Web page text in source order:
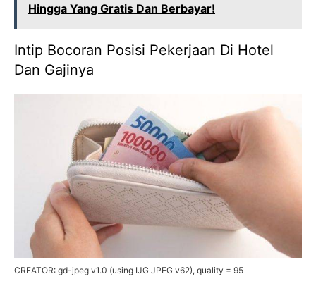
Hingga Yang Gratis Dan Berbayar!
Intip Bocoran Posisi Pekerjaan Di Hotel
Dan Gajinya
CREATOR: gd-jpeg v1.0 (using IJG JPEG v62), quality = 95